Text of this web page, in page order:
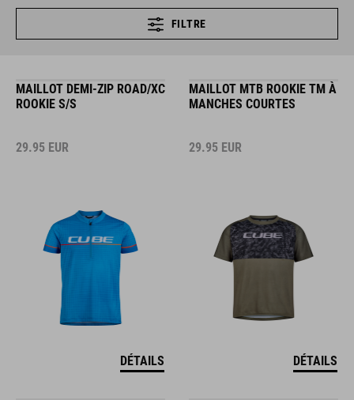
FILTRE
MAILLOT DEMI-ZIP ROAD/XC
ROOKIE S/S
29.95 EUR
DÉTAILS
MAILLOT MTB ROOKIE TM À
MANCHES COURTES
29.95 EUR
DÉTAILS